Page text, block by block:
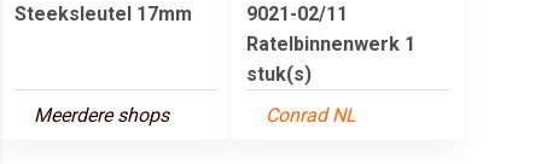
Steeksleutel 17mm
Meerdere shops
9021-02/11
Ratelbinnenwerk 1
stuk(s)
Conrad NL